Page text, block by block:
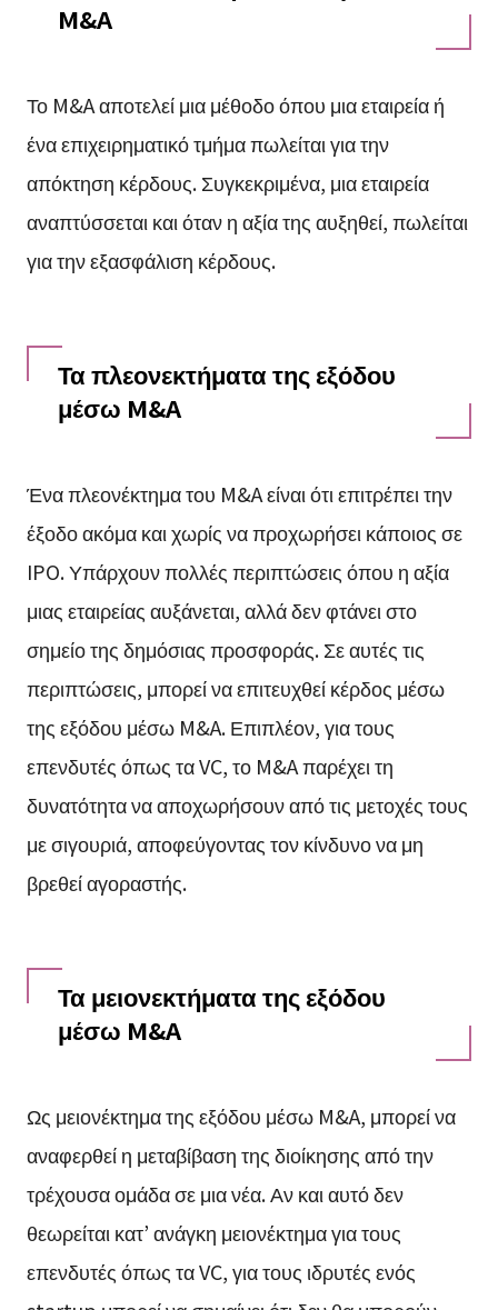
M&A
Το M&A αποτελεί μια μέθοδο όπου μια εταιρεία ή
ένα επιχειρηματικό τμήμα πωλείται για την
απόκτηση κέρδους. Συγκεκριμένα, μια εταιρεία
αναπτύσσεται και όταν η αξία της αυξηθεί, πωλείται
για την εξασφάλιση κέρδους.
Τα πλεονεκτήματα της εξόδου
μέσω M&A
Ένα πλεονέκτημα του M&A είναι ότι επιτρέπει την
έξοδο ακόμα και χωρίς να προχωρήσει κάποιος σε
IPO. Υπάρχουν πολλές περιπτώσεις όπου η αξία
μιας εταιρείας αυξάνεται, αλλά δεν φτάνει στο
σημείο της δημόσιας προσφοράς. Σε αυτές τις
περιπτώσεις, μπορεί να επιτευχθεί κέρδος μέσω
της εξόδου μέσω M&A. Επιπλέον, για τους
επενδυτές όπως τα VC, το M&A παρέχει τη
δυνατότητα να αποχωρήσουν από τις μετοχές τους
με σιγουριά, αποφεύγοντας τον κίνδυνο να μη
βρεθεί αγοραστής.
Τα μειονεκτήματα της εξόδου
μέσω M&A
Ως μειονέκτημα της εξόδου μέσω M&A, μπορεί να
αναφερθεί η μεταβίβαση της διοίκησης από την
τρέχουσα ομάδα σε μια νέα. Αν και αυτό δεν
θεωρείται κατ’ ανάγκη μειονέκτημα για τους
επενδυτές όπως τα VC, για τους ιδρυτές ενός